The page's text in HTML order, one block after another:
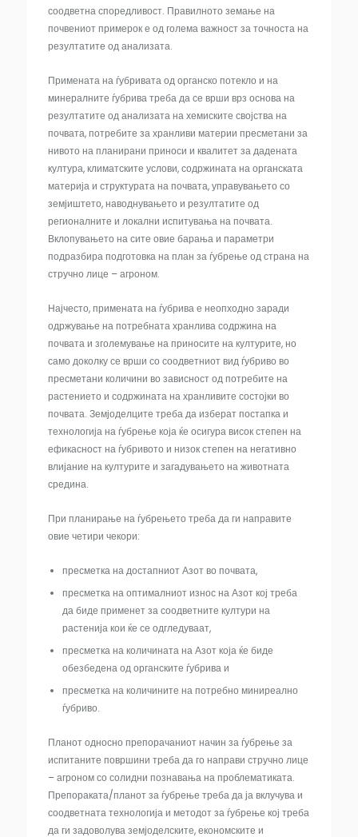
соодветна споредливост. Правилното земање на
почвениот примерок е од голема важност за точноста на
резултатите од анализата.
Примената на ѓубривата од органско потекло и на
минералните ѓубрива треба да се врши врз основа на
резултатите од анализата на хемиските својства на
почвата, потребите за хранливи материи пресметани за
нивото на планирани приноси и квалитет за дадената
култура, климатските услови, содржината на органската
материја и структурата на почвата, управувањето со
земјиштето, наводнувањето и резултатите од
регионалните и локални испитувања на почвата.
Вклопувањето на сите овие барања и параметри
подразбира подготовка на план за ѓубрење од страна на
стручно лице – агроном.
Најчесто, примената на ѓубрива е неопходно заради
одржување на потребната хранлива содржина на
почвата и зголемување на приносите на културите, но
само доколку се врши со соодветниот вид ѓубриво во
пресметани количини во зависност од потребите на
растението и содржината на хранливите состојки во
почвата. Земјоделците треба да изберат постапка и
технологија на ѓубрење која ќе осигура висок степен на
ефикасност на ѓубривото и низок степен на негативно
влијание на културите и загадувањето на животната
средина.
При планирање на ѓубрењето треба да ги направите
овие четири чекори:
пресметка на достапниот Азот во почвата,
пресметка на оптималниот износ на Азот кој треба
да биде применет за соодветните култури на
растенија кои ќе се одгледуваат,
пресметка на количината на Азот која ќе биде
обезбедена од органските ѓубрива и
пресметка на количините на потребно миниреално
ѓубриво.
Планот односно препорачаниот начин за ѓубрење за
испитаните површини треба да го направи стручно лице
– агроном со солидни познавања на проблематиката.
Препораката/планот за ѓубрење треба да ја вклучува и
соодветната технологија и методот за ѓубрење кој треба
да ги задоволува земјоделските, економските и